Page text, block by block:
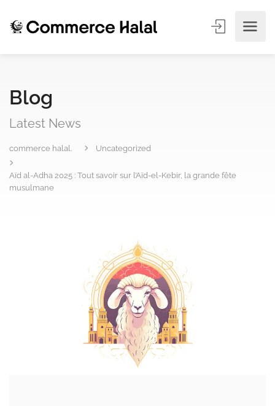
Blog
Latest News
commerce halal. Uncategorized
Aïd al-Adha 2025 : Tout savoir sur l’Aïd-el-Kebir, la grande fête
musulmane